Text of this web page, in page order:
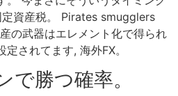
資産税。 Pirates smugglers
の武器はエレメント化で得られ
されてます, 海外FX。
で勝つ確率。